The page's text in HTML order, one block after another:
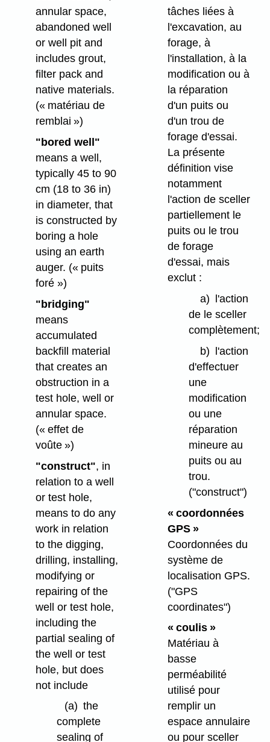
annular space,
abandoned well
or well pit and
includes grout,
filter pack and
native materials.
(« matériau de
remblai »)
"bored well"
means a well,
typically 45 to 90
cm (18 to 36 in)
in diameter, that
is constructed by
boring a hole
using an earth
auger. (« puits
foré »)
"bridging"
means
accumulated
backfill material
that creates an
obstruction in a
test hole, well or
annular space.
(« effet de
voûte »)
"construct", in
relation to a well
or test hole,
means to do any
work in relation
to the digging,
drilling, installing,
modifying or
repairing of the
well or test hole,
including the
partial sealing of
the well or test
hole, but does
not include
(a) the
complete
sealing of
tâches liées à
l'excavation, au
forage, à
l'installation, à la
modification ou à
la réparation
d'un puits ou
d'un trou de
forage d'essai.
La présente
définition vise
notamment
l'action de sceller
partiellement le
puits ou le trou
de forage
d'essai, mais
exclut :
a) l'action
de le sceller
complètement;
b) l'action
d'effectuer
une
modification
ou une
réparation
mineure au
puits ou au
trou.
("construct")
« coordonnées
GPS »
Coordonnées du
système de
localisation GPS.
("GPS
coordinates")
« coulis »
Matériau à
basse
perméabilité
utilisé pour
remplir un
espace annulaire
ou pour sceller